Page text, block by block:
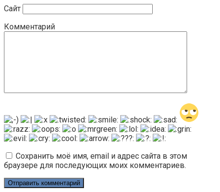
Сайт
Комментарий
Сохранить моё имя, email и адрес сайта в этом
браузере для последующих моих комментариев.